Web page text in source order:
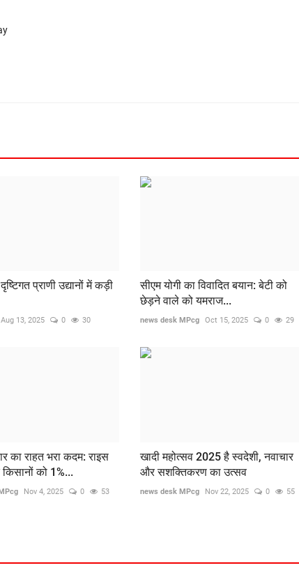
प्राणी उद्यानों में कड़ी
Aug 13, 2025 0 30
सीएम योगी का विवादित बयान: बेटी को
छेड़ने वाले को यमराज...
news desk MPcg Oct 15, 2025 0 29
का राहत भरा कदम: राइस
को 1%...
Nov 4, 2025 0 53
खादी महोत्सव 2025 है स्वदेशी, नवाचार
और सशक्तिकरण का उत्सव
news desk MPcg Nov 22, 2025 0 55